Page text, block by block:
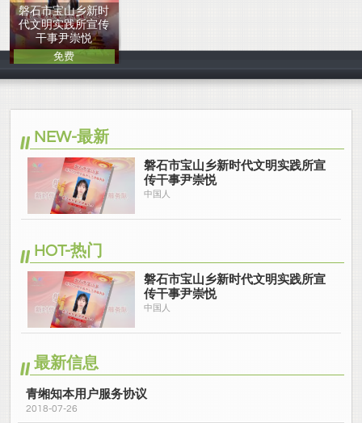
磐石市宝山乡新时
代文明实践所宣传
干事尹崇悦
中国人
免费
NEW-最新
磐石市宝山乡新时代文明实践所宣
传干事尹崇悦
中国人
HOT-热门
磐石市宝山乡新时代文明实践所宣
传干事尹崇悦
中国人
最新信息
青缃知本用户服务协议
2018-07-26